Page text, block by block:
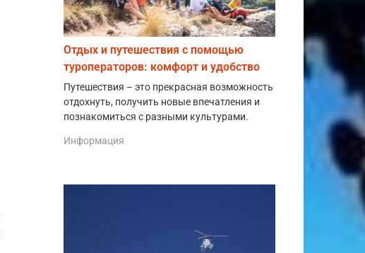
Отдых и путешествия с помощью
туроператоров: комфорт и удобство
Путешествия – это прекрасная возможность
отдохнуть, получить новые впечатления и
познакомиться с разными культурами.
Информация